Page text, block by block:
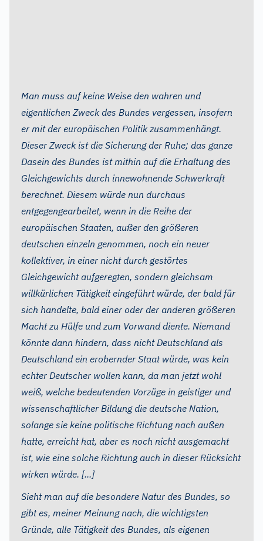
Man muss auf keine Weise den wahren und
eigentlichen Zweck des Bundes vergessen, insofern
er mit der europäischen Politik zusammenhängt.
Dieser Zweck ist die Sicherung der Ruhe; das ganze
Dasein des Bundes ist mithin auf die Erhaltung des
Gleichgewichts durch innewohnende Schwerkraft
berechnet. Diesem würde nun durchaus
entgegengearbeitet, wenn in die Reihe der
europäischen Staaten, außer den größeren
deutschen einzeln genommen, noch ein neuer
kollektiver, in einer nicht durch gestörtes
Gleichgewicht aufgeregten, sondern gleichsam
willkürlichen Tätigkeit eingeführt würde, der bald für
sich handelte, bald einer oder der anderen größeren
Macht zu Hülfe und zum Vorwand diente. Niemand
könnte dann hindern, dass nicht Deutschland als
Deutschland ein erobernder Staat würde, was kein
echter Deutscher wollen kann, da man jetzt wohl
weiß, welche bedeutenden Vorzüge in geistiger und
wissenschaftlicher Bildung die deutsche Nation,
solange sie keine politische Richtung nach außen
hatte, erreicht hat, aber es noch nicht ausgemacht
ist, wie eine solche Richtung auch in dieser Rücksicht
wirken würde. [...]
Sieht man auf die besondere Natur des Bundes, so
gibt es, meiner Meinung nach, die wichtigsten
Gründe, alle Tätigkeit des Bundes, als eigenen